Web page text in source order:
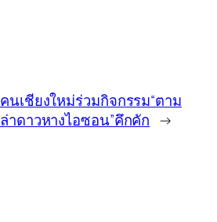
คนเชียงใหม่ร่วมกิจกรรม“ตาม
ล่าดาวหางไอซอน”คึกคัก →